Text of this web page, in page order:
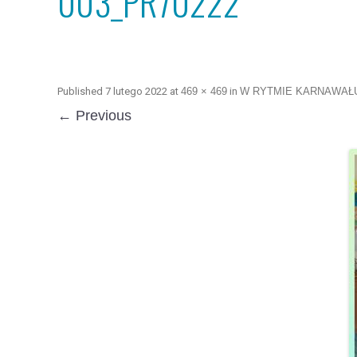
Published 7 lutego 2022 at 469 × 469 in W RYTMIE
← Previous